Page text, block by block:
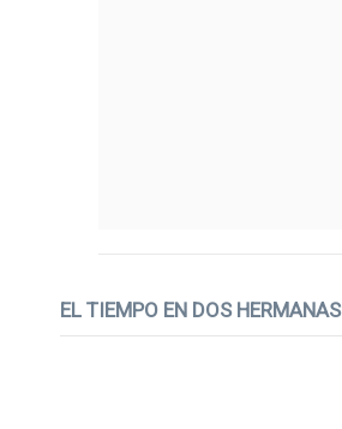
EL TIEMPO EN DOS HERMANAS